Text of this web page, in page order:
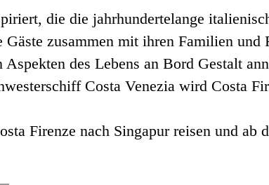
die die jahrhundertelange
zusammen mit ihren Familien
des Lebens an Bord Gestalt
Costa Venezia wird Costa
Firenze nach Singapur reisen und ab